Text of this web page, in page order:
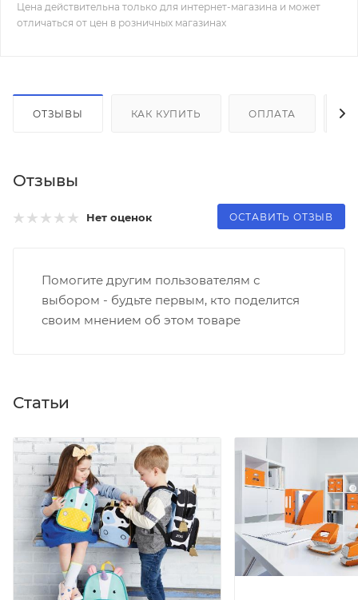
Цена действительна только для интернет-магазина и может
отличаться от цен в розничных магазинах
ОТЗЫВЫ КАК КУПИТЬ ОПЛАТА
Отзывы
Нет оценок ОСТАВИТЬ ОТЗЫВ
Помогите другим пользователям с
выбором - будьте первым, кто поделится
своим мнением об этом товаре
Статьи